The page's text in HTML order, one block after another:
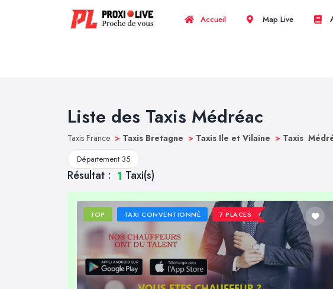
Accueil Map Live
Liste des Taxis Médréac
Taxis France > Taxis Bretagne > Taxis Ile et Vilaine > Taxis
Département 35
Résultat : 1 Taxi(s)
TOP TAXI CONVENTIONNÉ 7 PLACES